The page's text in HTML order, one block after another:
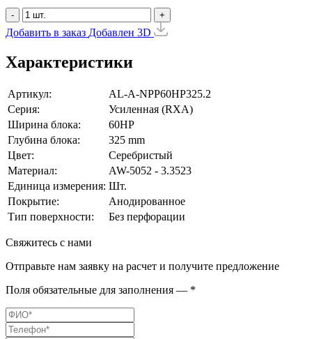
- +
Добавить в заказ Добавлен 3D
Характеристики
Артикул:
AL-A-NPP60HP325.2
Серия:
Усиленная (RXA)
Ширина блока:
60HP
Глубина блока:
325 mm
Цвет:
Серебристый
Материал:
AW-5052 - 3.3523
Единица измерения: Шт.
Покрытие:
Анодированное
Тип поверхности:
Без перфорации
Свяжитесь с нами
Отправьте нам заявку на расчет и получите предложение
Поля обязательные для заполнения — *